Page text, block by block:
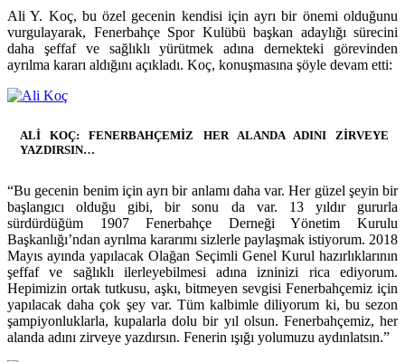
Ali Y. Koç, bu özel gecenin kendisi için ayrı bir önemi olduğunu
vurgulayarak, Fenerbahçe Spor Kulübü başkan adaylığı sürecini
daha şeffaf ve sağlıklı yürütmek adına dernekteki görevinden
ayrılma kararı aldığını açıkladı. Koç, konuşmasına şöyle devam etti:
ALİ KOÇ: FENERBAHÇEMİZ HER ALANDA ADINI ZİRVEYE
YAZDIRSIN…
“Bu gecenin benim için ayrı bir anlamı daha var. Her güzel şeyin bir
başlangıcı olduğu gibi, bir sonu da var. 13 yıldır gururla
sürdürdüğüm 1907 Fenerbahçe Derneği Yönetim Kurulu
Başkanlığı’ndan ayrılma kararımı sizlerle paylaşmak istiyorum. 2018
Mayıs ayında yapılacak Olağan Seçimli Genel Kurul hazırlıklarının
şeffaf ve sağlıklı ilerleyebilmesi adına izninizi rica ediyorum.
Hepimizin ortak tutkusu, aşkı, bitmeyen sevgisi Fenerbahçemiz için
yapılacak daha çok şey var. Tüm kalbimle diliyorum ki, bu sezon
şampiyonluklarla, kupalarla dolu bir yıl olsun. Fenerbahçemiz, her
alanda adını zirveye yazdırsın. Fenerin ışığı yolumuzu aydınlatsın.”